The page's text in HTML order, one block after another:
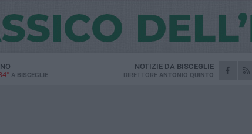
A BISCEGLIE
NOTIZIE DA BISCEGLIE
DIRETTORE ANTONIO QUINTO